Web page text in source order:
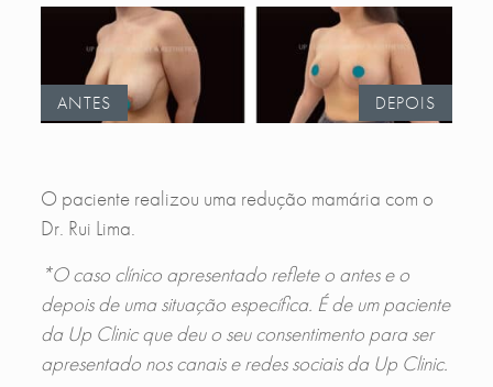
ANTES DEPOIS
O paciente realizou uma redução mamária com o
Dr. Rui Lima.
*O caso clínico apresentado reflete o antes e o
depois de uma situação específica. É de um paciente
da Up Clinic que deu o seu consentimento para ser
apresentado nos canais e redes sociais da Up Clinic.